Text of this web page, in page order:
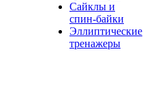
Сайклы и
спин-байки
Эллиптические
тренажеры